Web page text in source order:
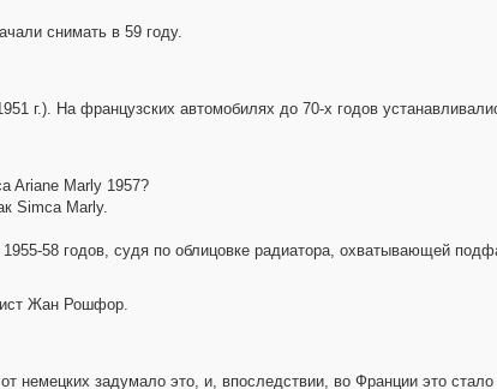
снимать в 59 году.
г.). На французских автомобилях до 70-х годов
Ariane Marly 1957?
Simca Marly.
58 годов, судя по облицовке радиатора, охватывающей
Жан Рошфор.
немецких задумало это, и, впоследствии, во Франции это